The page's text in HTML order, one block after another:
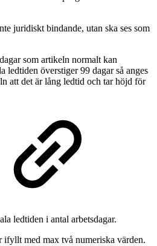
juridiskt bindande, utan ska ses som
som artikeln normalt kan
ledtiden överstiger 99 dagar så anges
att det är lång ledtid och tar höjd för
ledtiden i antal arbetsdagar.
ifyllt med max två numeriska värden.